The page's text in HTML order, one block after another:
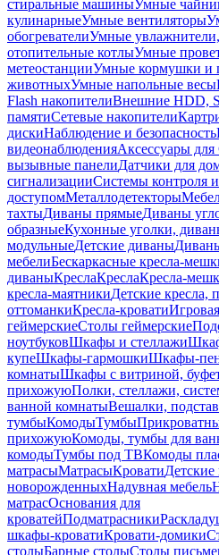
стиральные машиныУмные
кулинарныеУмные вентиляторы
обогревателиУмные увлажнители,
отопительные котлыУмные
метеостанцииУмные кормушки и
животныхУмные напольные весы
Flash накопителиВнешние HDD,
памятиСетевые накопители
дискиНаблюдение и безопасность
видеонаблюденияАксессуары
вызывные панелиДатчики для
сигнализацииСистемы контроля
доступомМеталлодетекторы
тахтыДиваны прямыеДиваны
образныеКухонные уголки,
модульныеДетские диваны
мебелиБескаркасные кресла-
диваныКреслаКреслаКресла-
кресла-маятникиДетские кресла,
оттоманкиКресла-кровати
геймерскиеСтолы геймерские
ноутбуковШкафы и стеллажи
купеШкафы-гармошкиШкафы-
комнатыШкафы с витриной,
прихожуюПолки, стеллажи,
ванной комнатыВешалки,
тумбыКомодыТумбы
прихожуюКомоды, тумбы для
комодыТумбы под ТВКомоды
матрасыМатрасыКроватиДетские
новорожденныхНадувная мебель
матрасОснования для
кроватейПодматрасники
шкафы-кроватиКровати-домики
столыБарные столыСтолы